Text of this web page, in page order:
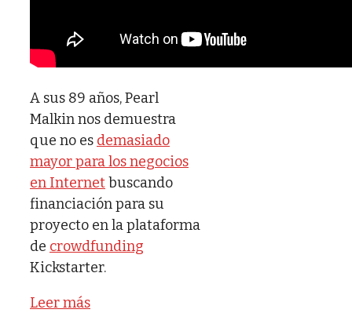
A sus 89 años, Pearl
Malkin nos demuestra
que no es demasiado
mayor para los negocios
en Internetbuscando
financiación para su
proyecto en la plataforma
de crowdfunding
Kickstarter.
Leer más